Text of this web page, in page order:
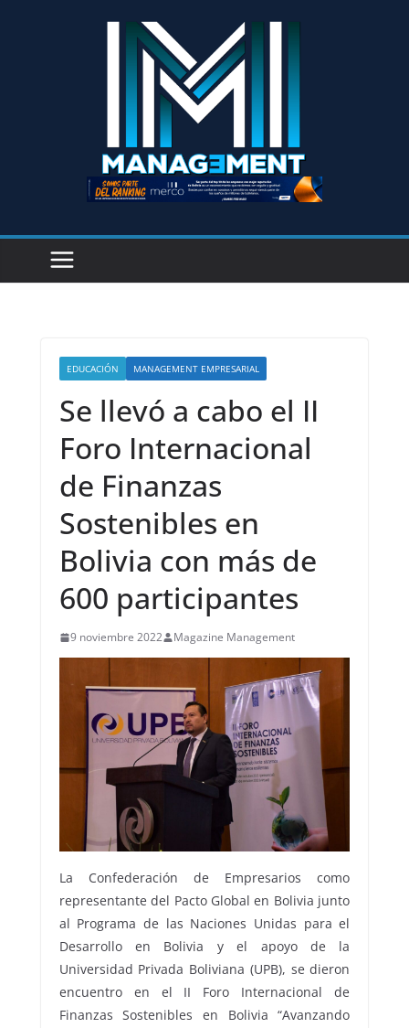
EDUCACIÓN MANAGEMENT EMPRESARIAL
Se llevó a cabo el II
Foro Internacional
de Finanzas
Sostenibles en
Bolivia con más de
600 participantes
9 noviembre 2022 Magazine Management
La Confederación de Empresarios como
representante del Pacto Global en Bolivia junto
al Programa de las Naciones Unidas para el
Desarrollo en Bolivia y el apoyo de la
Universidad Privada Boliviana (UPB), se dieron
encuentro en el II Foro Internacional de
Finanzas Sostenibles en Bolivia “Avanzando